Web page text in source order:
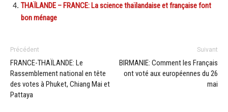
THAÏLANDE – FRANCE: La science thaïlandaise et française font
bon ménage
Précédent
FRANCE-THAÏLANDE: Le
Rassemblement national en tête
des votes à Phuket, Chiang Mai et
Pattaya
Suivant
BIRMANIE: Comment les Français
ont voté aux européennes du 26
mai